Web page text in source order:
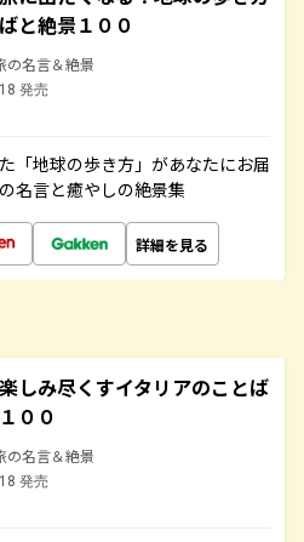
と絶景１００
の名言＆絶景
発売
「地球の歩き方」があなたにお届
名言と癒やしの絶景集
詳細を見る
しみ尽くすイタリアのことば
００
の名言＆絶景
発売